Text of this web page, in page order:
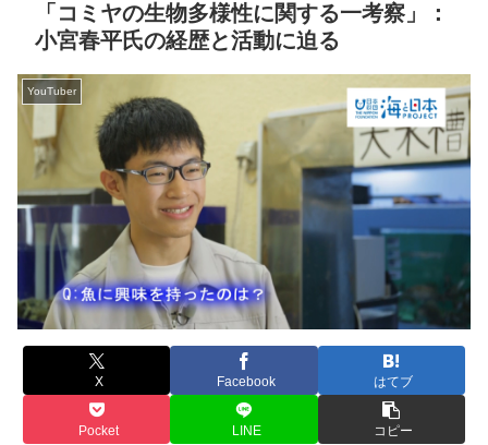
「コミヤの生物多様性に関する一考察」：
小宮春平氏の経歴と活動に迫る
YouTuber
X Facebook はてブ
Pocket LINE コピー